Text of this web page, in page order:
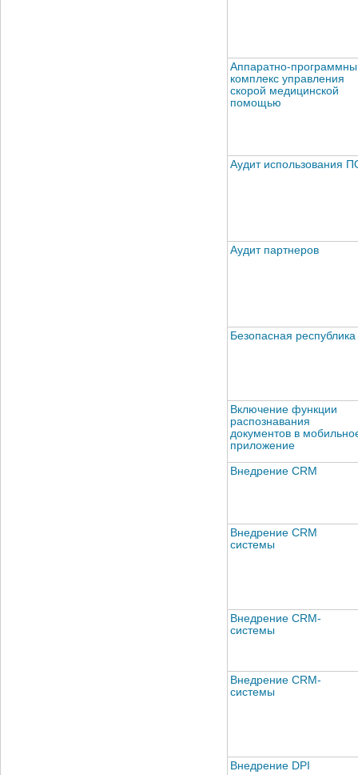
Аппаратно-
комплекс управления
скорой медицинской
помощью
Аудит использования
Аудит партнеров
Безопасная республика
Включение функции
распознавания
документов в
приложение
Внедрение CRM
Внедрение CRM
системы
Внедрение CRM-
системы
Внедрение CRM-
системы
Внедрение DPI